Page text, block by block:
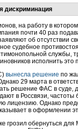
дискриминация
на работу в
почти 40 раз
об отсутствии
судебное
службы,
исполнить это
вынесла решение по
29 марта в
решение ФАС в суде,
в Россвязи,
Однако
в оформлении
грозил обернуться